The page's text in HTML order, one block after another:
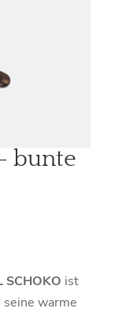
bunte
SCHOKO ist
warme